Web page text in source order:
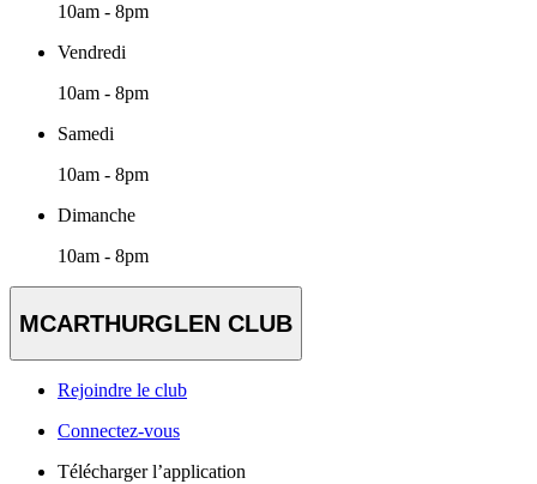
10am - 8pm
Vendredi
10am - 8pm
Samedi
10am - 8pm
Dimanche
10am - 8pm
MCARTHURGLEN CLUB
Rejoindre le club
Connectez-vous
Télécharger l’application